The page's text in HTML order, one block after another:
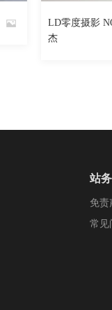
By
LD零度摄影
杰
站
免责
常见